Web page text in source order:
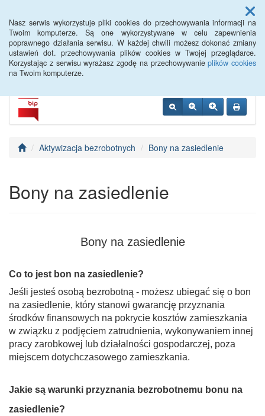
Nasz serwis wykorzystuje pliki cookies do przechowywania informacji na
Twoim komputerze. Są one wykorzystywane w celu zapewnienia
poprawnego działania serwisu. W każdej chwili możesz dokonać zmiany
ustawień dot. przechowywania plików cookies w Twojej przeglądarce.
Korzystając z serwisu wyrażasz zgodę na przechowywanieplików cookies
na Twoim komputerze.
Menu
PUP Opole
Aktywizacja bezrobotnych Bony na zasiedlenie
Bony na zasiedlenie
Bony na zasiedlenie
Co to jest bon na zasiedlenie?
Jeśli jesteś osobą bezrobotną - możesz ubiegać się o bon
na zasiedlenie, który stanowi gwarancję przyznania
środków finansowych na pokrycie kosztów zamieszkania
w związku z podjęciem zatrudnienia, wykonywaniem innej
pracy zarobkowej lub działalności gospodarczej, poza
miejscem dotychczasowego zamieszkania.
Jakie są warunki przyznania bezrobotnemu bonu na
zasiedlenie?